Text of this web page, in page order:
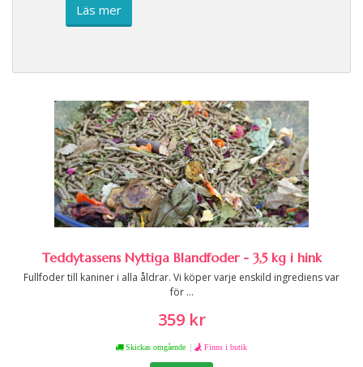
Läs mer
Teddytassens Nyttiga Blandfoder - 3,5 kg i hink
Fullfoder till kaniner i alla åldrar. Vi köper varje enskild ingrediens var
för ...
359 kr
Skickas omgående | Finns i butik